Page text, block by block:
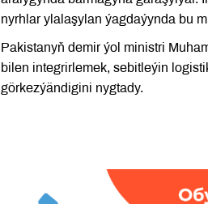
nyrhlar ylalaşylan ýagdaýynda bu
Pakistanyň demir ýol ministri
bilen integrirlemek, sebitleýin
görkezýändigini nygtady.